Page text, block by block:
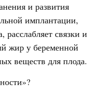
и развития
имплантации,
расслабляет связки и
жир у беременной
веществ для плода.